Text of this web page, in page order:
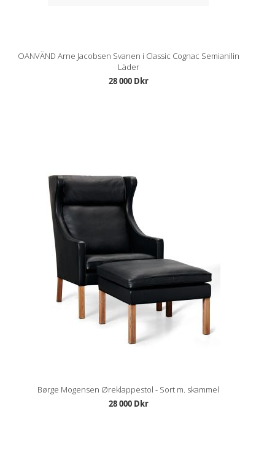
OANVÄND Arne Jacobsen Svanen i Classic Cognac Semianilin
Läder
28 000 Dkr
Børge Mogensen Øreklappestol - Sort m. skammel
28 000 Dkr